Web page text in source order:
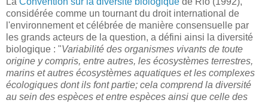
considérée comme un tournant du droit international de
l'environnement et célébrée de manière consensuelle par
les grands acteurs de la question, a défini ainsi la diversité
biologique : "Variabilité des organismes vivants de toute
origine y compris, entre autres, les écosystèmes terrestres,
marins et autres écosystèmes aquatiques et les complexes
écologiques dont ils font partie; cela comprend la diversité
au sein des espèces et entre espèces ainsi que celle des